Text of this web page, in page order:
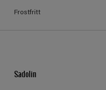
Frostfritt
Sadolin